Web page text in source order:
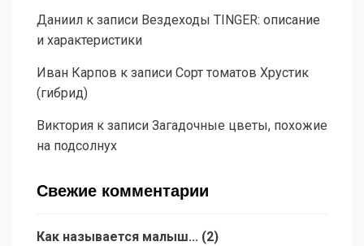
Даниил к записи Вездеходы TINGER: описание
и характеристики
Иван Карпов к записи Сорт томатов Хрустик
(гибрид)
Виктория к записи Загадочные цветы, похожие
на подсолнух
Свежие комментарии
Как называется малыш... (2)